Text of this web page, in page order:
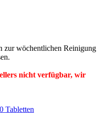
zur wöchentlichen Reinigung
nicht verfügbar, wir